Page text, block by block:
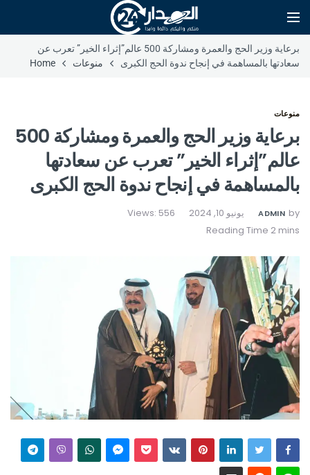
برعاية وزير الحج والعمرة ومشاركة 500 عالم”إثراء الخير” تعرب عن
سعادتها بالمساهمة في إنجاح ندوة الحج الكبرى
منوعات Home
منوعات
برعاية وزير الحج والعمرة ومشاركة 500
عالم”إثراء الخير” تعرب عن سعادتها
بالمساهمة في إنجاح ندوة الحج الكبرى
by
ADMIN يونيو 10, 2024 Views: 556